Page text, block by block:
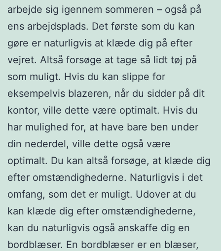
arbejde sig igennem sommeren – også på
ens arbejdsplads. Det første som du kan
gøre er naturligvis at klæde dig på efter
vejret. Altså forsøge at tage så lidt tøj på
som muligt. Hvis du kan slippe for
eksempelvis blazeren, når du sidder på dit
kontor, ville dette være optimalt. Hvis du
har mulighed for, at have bare ben under
din nederdel, ville dette også være
optimalt. Du kan altså forsøge, at klæde dig
efter omstændighederne. Naturligvis i det
omfang, som det er muligt. Udover at du
kan klæde dig efter omstændighederne,
kan du naturligvis også anskaffe dig en
bordblæser. En bordblæser er en blæser,